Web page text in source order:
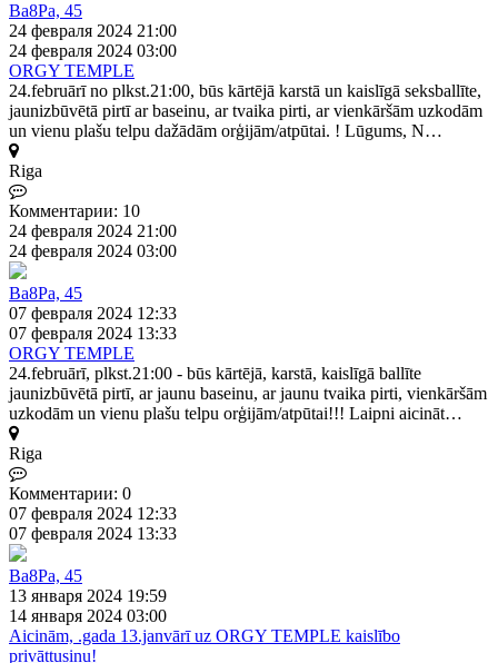
Ba8Pa, 45
24 февраля 2024 21:00
24 февраля 2024 03:00
ORGY TEMPLE
24.februārī no plkst.21:00, būs kārtējā karstā un kaislīgā seksballīte,
jaunizbūvētā pirtī ar baseinu, ar tvaika pirti, ar vienkāršām uzkodām
un vienu plašu telpu dažādām orģijām/atpūtai. ! Lūgums, N…
Riga
Комментарии: 10
24 февраля 2024 21:00
24 февраля 2024 03:00
Ba8Pa, 45
07 февраля 2024 12:33
07 февраля 2024 13:33
ORGY TEMPLE
24.februārī, plkst.21:00 - būs kārtējā, karstā, kaislīgā ballīte
jaunizbūvētā pirtī, ar jaunu baseinu, ar jaunu tvaika pirti, vienkāršām
uzkodām un vienu plašu telpu orģijām/atpūtai!!! Laipni aicināt…
Riga
Комментарии: 0
07 февраля 2024 12:33
07 февраля 2024 13:33
Ba8Pa, 45
13 января 2024 19:59
14 января 2024 03:00
Aicinām, .gada 13.janvārī uz ORGY TEMPLE kaislībo
privāttusiņu!